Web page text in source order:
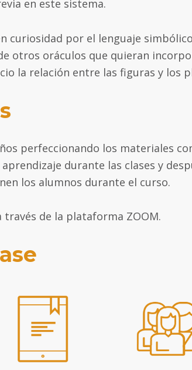
en este sistema.
curiosidad por el lenguaje
otros oráculos que quieran
la relación entre las figuras y los
perfeccionando los materiales
durante las clases y
los alumnos durante el curso.
través de la plataforma ZOOM.